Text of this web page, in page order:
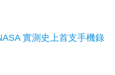
實測史上首支手機錄